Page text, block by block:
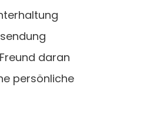
daran
persönliche